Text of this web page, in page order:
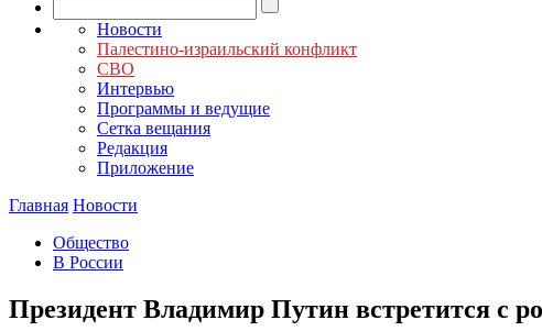
Новости
Палестино-израильский конфликт
СВО
Интервью
Программы и ведущие
Сетка вещания
Редакция
Приложение
Главная Новости
Общество
В России
Президент Владимир Путин встретится с